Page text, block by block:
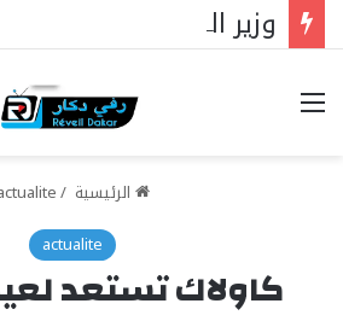
خيارات
الرئيسية /
actualite
كاولاك تستعد